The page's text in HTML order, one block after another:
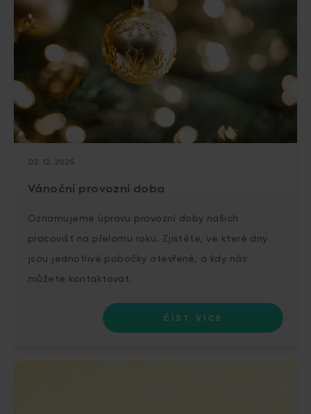
02. 12. 2025
Vánoční provozní doba
Oznamujeme úpravu provozní doby našich
pracovišť na přelomu roku. Zjistěte, ve které dny
jsou jednotlivé pobočky otevřené, a kdy nás
můžete kontaktovat.
ČÍST VÍCE